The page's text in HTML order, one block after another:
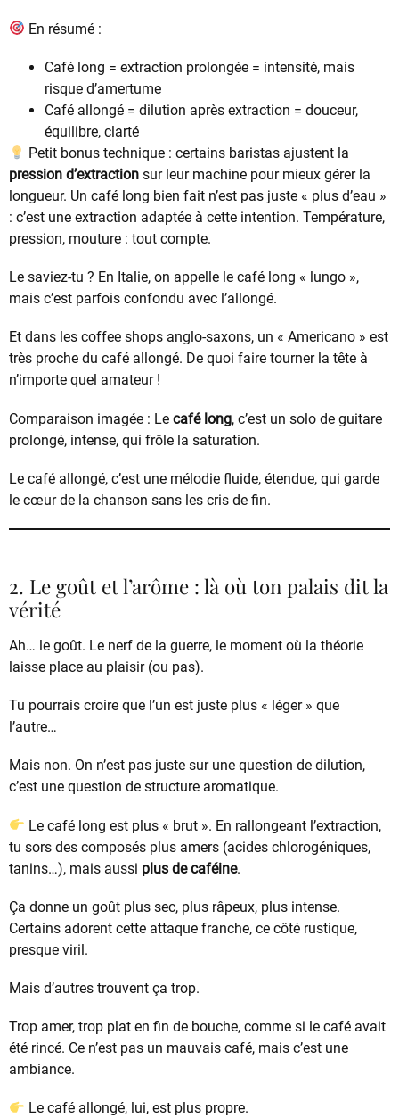
En résumé :
Café long = extraction prolongée = intensité, mais
risque d’amertume
Café allongé = dilution après extraction = douceur,
équilibre, clarté
Petit bonus technique : certains baristas ajustent la
pression d’extraction sur leur machine pour mieux gérer la
longueur. Un café long bien fait n’est pas juste « plus d’eau »
: c’est une extraction adaptée à cette intention. Température,
pression, mouture : tout compte.
Le saviez-tu ? En Italie, on appelle le café long « lungo »,
mais c’est parfois confondu avec l’allongé.
Et dans les coffee shops anglo-saxons, un « Americano » est
très proche du café allongé. De quoi faire tourner la tête à
n’importe quel amateur !
Comparaison imagée : Le café long, c’est un solo de guitare
prolongé, intense, qui frôle la saturation.
Le café allongé, c’est une mélodie fluide, étendue, qui garde
le cœur de la chanson sans les cris de fin.
2. Le goût et l’arôme : là où ton palais dit la
vérité
Ah… le goût. Le nerf de la guerre, le moment où la théorie
laisse place au plaisir (ou pas).
Tu pourrais croire que l’un est juste plus « léger » que
l’autre…
Mais non. On n’est pas juste sur une question de dilution,
c’est une question de structure aromatique.
Le café long est plus « brut ». En rallongeant l’extraction,
tu sors des composés plus amers (acides chlorogéniques,
tanins…), mais aussi plus de caféine.
Ça donne un goût plus sec, plus râpeux, plus intense.
Certains adorent cette attaque franche, ce côté rustique,
presque viril.
Mais d’autres trouvent ça trop.
Trop amer, trop plat en fin de bouche, comme si le café avait
été rincé. Ce n’est pas un mauvais café, mais c’est une
ambiance.
Le café allongé, lui, est plus propre.